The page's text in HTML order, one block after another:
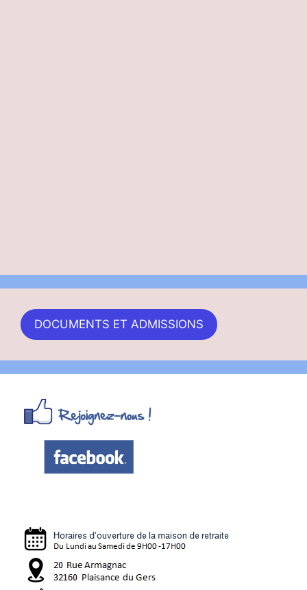
DOCUMENTS ET ADMISSIONS